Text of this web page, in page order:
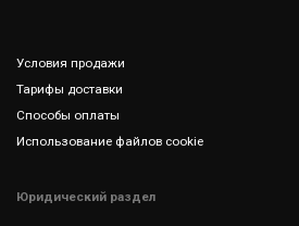
Условия продажи
Тарифы доставки
Способы оплаты
Использование файлов cookie
Юридический раздел